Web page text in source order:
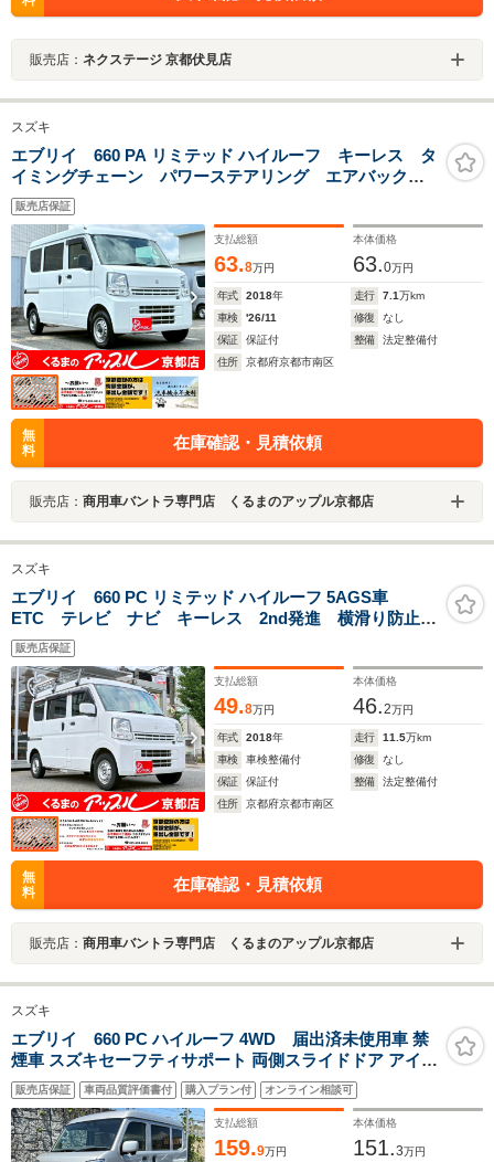
販売店： ネクステージ 京都伏見店
スズキ
エブリイ 660 PA リミテッド ハイルーフ キーレス タ
イミングチェーン パワーステアリング エアバック
エアコン 走行距離70100km 軽バン 軽箱 ハイルー
フ 積載量350kg 乗車定員4名
販売店保証
支払総額
63.8万円
本体価格
63.0万円
年式 2018年 走行 7.1万km
車検
'26/11 修復
なし
保証
保証付 整備
法定整備付
住所
京都府京都市南区
無
料
在庫確認・見積依頼
販売店： 商用車バントラ専門店 くるまのアップル京都店
スズキ
エブリイ 660 PC リミテッド ハイルーフ 5AGS車
ETC テレビ ナビ キーレス 2nd発進 横滑り防止装
置 電格ミラー ABS タイミングチェーン パワーウ
インドウ パワーステアリング エアバック エアコ
ン 走行距離114200km 軽バン 積載量350kg
販売店保証
支払総額
49.8万円
本体価格
46.2万円
年式 2018年 走行 11.5万km
車検
車検整備付 修復
なし
保証
保証付 整備
法定整備付
住所
京都府京都市南区
無
料
在庫確認・見積依頼
販売店： 商用車バントラ専門店 くるまのアップル京都店
スズキ
エブリイ 660 PC ハイルーフ 4WD 届出済未使用車 禁
煙車 スズキセーフティサポート 両側スライドドア アイド
リングストップ 障害物センサー 運転席シートヒーター
販売店保証 車両品質評価書付 購入プラン付 オンライン相談可
支払総額
159.9万円
本体価格
151.3万円